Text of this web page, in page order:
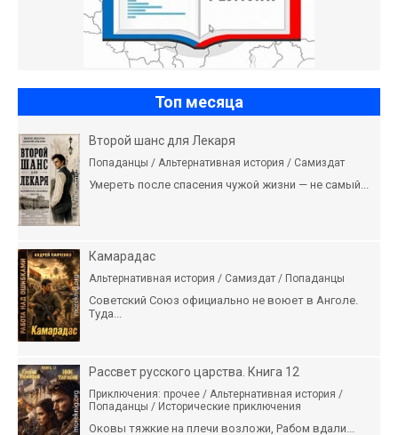
Топ месяца
Второй шанс для Лекаря
Попаданцы / Альтернативная история / Самиздат
Умереть после спасения чужой жизни — не самый...
Камарадас
Альтернативная история / Самиздат / Попаданцы
Советский Союз официально не воюет в Анголе.
Туда...
Рассвет русского царства. Книга 12
Приключения: прочее / Альтернативная история /
Попаданцы / Исторические приключения
Оковы тяжкие на плечи возложи, Рабом вдали...